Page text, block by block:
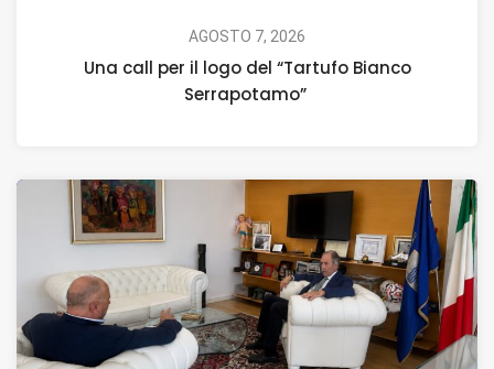
AGOSTO 7, 2026
Una call per il logo del “Tartufo Bianco
Serrapotamo”